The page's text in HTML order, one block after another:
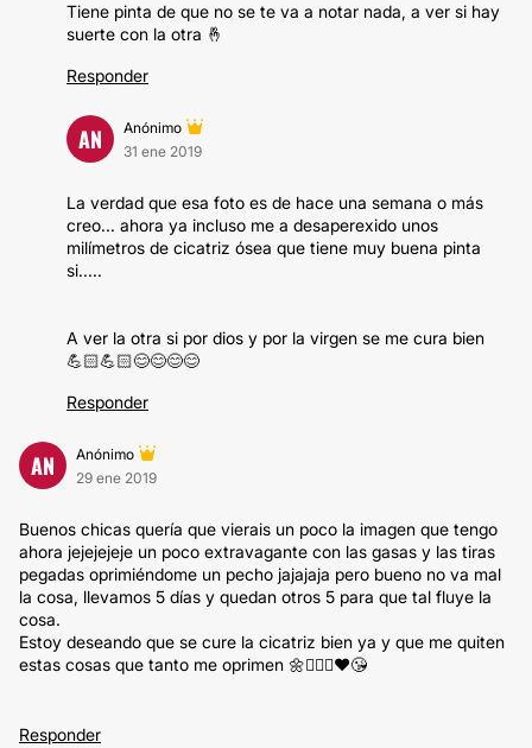
Tiene pinta de que no se te va a notar nada, a ver si hay
suerte con la otra 🤞
Responder
AN
Anónimo
31 ene 2019
La verdad que esa foto es de hace una semana o más
creo... ahora ya incluso me a desaperexido unos
milímetros de cicatriz ósea que tiene muy buena pinta
si.....
A ver la otra si por dios y por la virgen se me cura bien
💪🏻💪🏻😊😊😊😊
Responder
AN
Anónimo
29 ene 2019
Buenos chicas quería que vierais un poco la imagen que tengo
ahora jejejejeje un poco extravagante con las gasas y las tiras
pegadas oprimiéndome un pecho jajajaja pero bueno no va mal
la cosa, llevamos 5 días y quedan otros 5 para que tal fluye la
cosa.
Estoy deseando que se cure la cicatriz bien ya y que me quiten
estas cosas que tanto me oprimen 🌼🤦🏻‍♀️♥️😘
Responder